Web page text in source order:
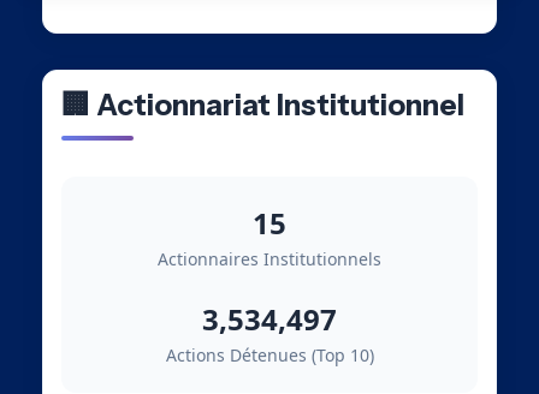
🏢 Actionnariat Institutionnel
15
Actionnaires Institutionnels
3,534,497
Actions Détenues (Top 10)